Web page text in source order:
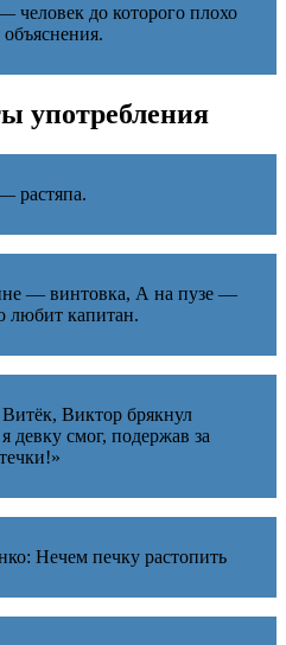
до которого плохо
объяснения.
употребления
растяпа.
— винтовка, А на пузе —
любит капитан.
Виктор брякнул
девку смог, подержав за
Нечем печку растопить